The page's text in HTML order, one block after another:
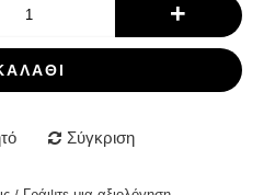
+
Σύγκριση